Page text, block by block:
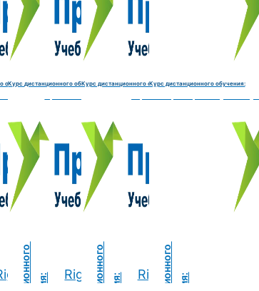
9800 руб.
обучения:
side
9800 руб.
Курс дистанционного обучения:
Right side
Курс дистанционного обучения:
Right side
Курс дистанционного обучения: